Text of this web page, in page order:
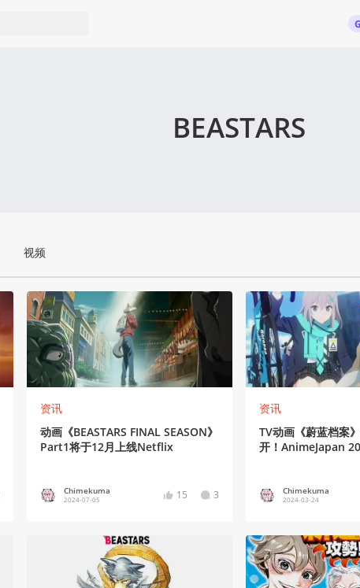
BEASTARS
视频
资讯
动画《BEASTARS FINAL SEASON》
Part1将于12月上线Netflix
Chimekuma
2024-07-05 15 3
资讯
TV动画《蔚蓝档案
开！AnimeJapan
Chimekuma
2024-03-24